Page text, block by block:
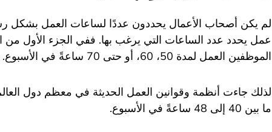
لم يكن أصحاب الأعمال يحددون عددًا لساعات العمل
عمل يحدد عدد الساعات التي يرغب بها. ففي الجزء الأول
الموظفين العمل لمدة 50، 60، أو حتى 70 ساعةً في الأسبوع.
لذلك جاءت أنظمة وقوانين العمل الحديثة في معظم دول
ما بين 40 إلى 48 ساعةً في الأسبوع.